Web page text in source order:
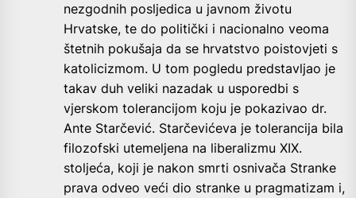
nezgodnih posljedica u javnom životu
Hrvatske, te do politički i nacionalno veoma
štetnih pokušaja da se hrvatstvo poistovjeti s
katolicizmom. U tom pogledu predstavljao je
takav duh veliki nazadak u usporedbi s
vjerskom tolerancijom koju je pokazivao dr.
Ante Starčević. Starčevićeva je tolerancija bila
filozofski utemeljena na liberalizmu XIX.
stoljeća, koji je nakon smrti osnivača Stranke
prava odveo veći dio stranke u pragmatizam i,